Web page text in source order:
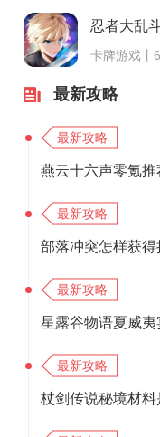
忍者大乱
卡牌游戏丨
最新攻略
最新攻略
燕云十六声零氪推
最新攻略
部落冲突怎样获得
最新攻略
星露谷物语夏威
最新攻略
杖剑传说秘境材料